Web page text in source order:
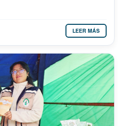
LEER MÁS